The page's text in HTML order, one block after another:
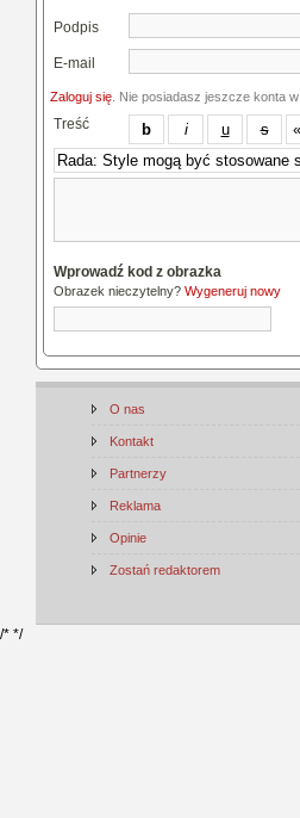
Podpis
E-mail
Zaloguj się . Nie posiadasz jeszcze konta
Treść
Wprowadź kod z obrazka
Obrazek nieczytelny? Wygeneruj nowy
O nas
Kontakt
Partnerzy
Reklama
Opinie
Zostań redaktorem
/* */